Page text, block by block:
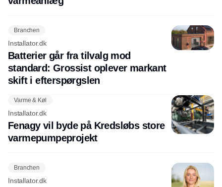
Branchen
Installator.dk
Batterier går fra tilvalg mod
standard: Grossist oplever markant
skift i efterspørgslen
Varme & Køl
Installator.dk
Fenagy vil byde på Kredsløbs store
varmepumpeprojekt
Branchen
Installator.dk